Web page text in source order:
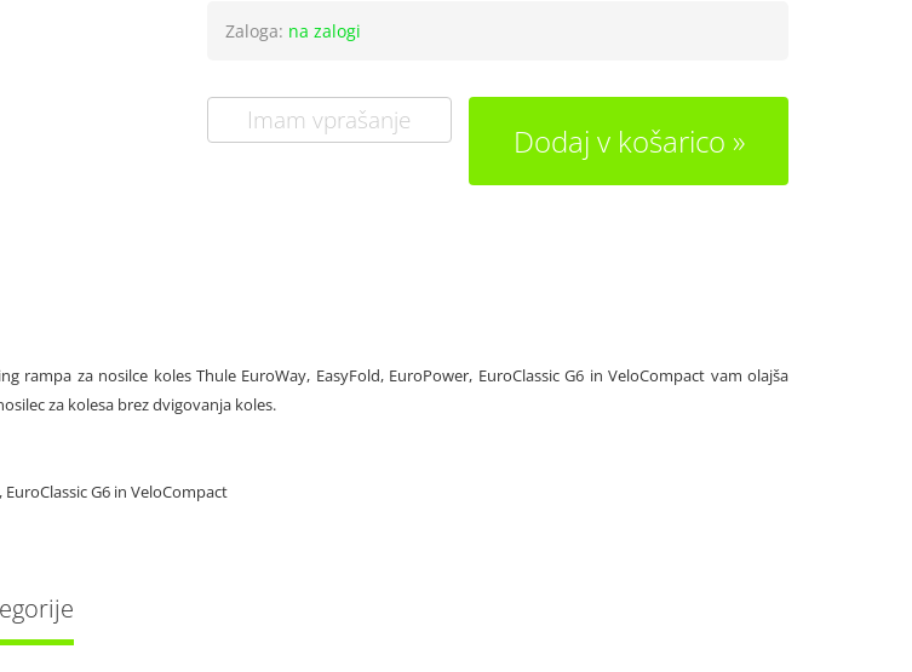
Zaloga: na zalogi
Imam vprašanje
Dodaj v košarico
rampa za nosilce koles Thule EuroWay, EasyFold, EuroPower, EuroClassic G6 in VeloCompact vam olajša
za kolesa brez dvigovanja koles.
G6 in VeloCompact